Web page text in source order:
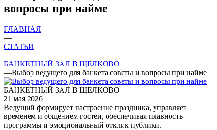
вопросы при найме
ГЛАВНАЯ
—
СТАТЬИ
—
БАНКЕТНЫЙ ЗАЛ В ЩЕЛКОВО
—Выбор ведущего для банкета советы и вопросы при найме
БАНКЕТНЫЙ ЗАЛ В ЩЕЛКОВО
21 мая 2026
Ведущий формирует настроение праздника, управляет
временем и общением гостей, обеспечивая плавность
программы и эмоциональный отклик публики.